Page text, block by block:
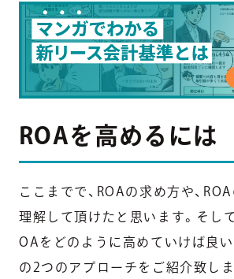
ROAを高めるには
ここまでで、ROAの求め方や、
理解して頂けたと思います。そして
OAをどのように高めていけば良い
の2つのアプローチをご紹介致しま